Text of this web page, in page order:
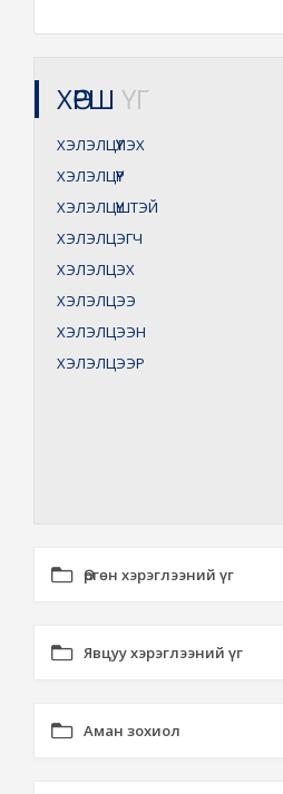
ХӨРШ ҮГ
ХЭЛЭЛЦҮҮЛЭХ
ХЭЛЭЛЦҮҮР
ХЭЛЭЛЦҮҮШТЭЙ
ХЭЛЭЛЦЭГЧ
ХЭЛЭЛЦЭХ
ХЭЛЭЛЦЭЭ
ХЭЛЭЛЦЭЭН
ХЭЛЭЛЦЭЭР
Өргөн хэрэглээний үг
Явцуу хэрэглээний үг
Аман зохиол